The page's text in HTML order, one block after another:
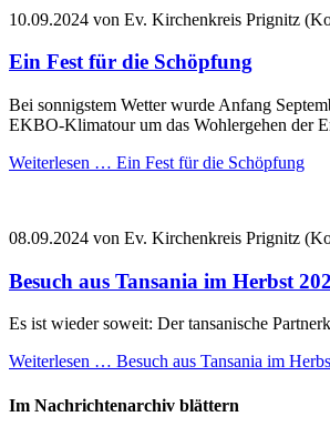
10.09.2024 von Ev. Kirchenkreis Prignitz
Ein Fest für die Schöpfung
Bei sonnigstem Wetter wurde Anfang
EKBO-Klimatour um das Wohlergehen der
Weiterlesen … Ein Fest für die Schöpfung
08.09.2024 von Ev. Kirchenkreis Prignitz
Besuch aus Tansania im Herbst
Es ist wieder soweit: Der tansanische
Weiterlesen … Besuch aus Tansania im
Im Nachrichtenarchiv blättern